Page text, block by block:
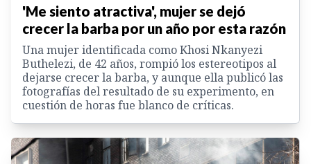
'Me siento atractiva', mujer se dejó
crecer la barba por un año por esta razón
Una mujer identificada como Khosi Nkanyezi
Buthelezi, de 42 años, rompió los estereotipos al
dejarse crecer la barba, y aunque ella publicó las
fotografías del resultado de su experimento, en
cuestión de horas fue blanco de críticas.